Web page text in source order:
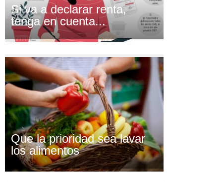
Si va a declarar renta,
tenga en cuenta...
Que la prioridad sea lavar
los alimentos